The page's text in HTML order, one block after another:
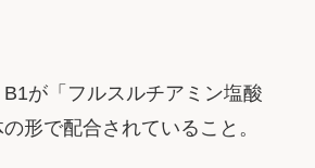
が「フルスルチアミン塩酸
形で配合されていること。